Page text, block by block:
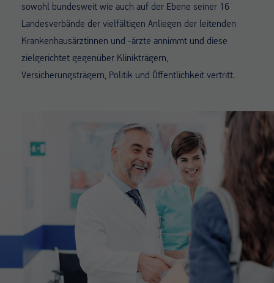
sowohl bundesweit wie auch auf der Ebene seiner 16
Landesverbände der vielfältigen Anliegen der leitenden
Krankenhausärztinnen und -ärzte annimmt und diese
zielgerichtet gegenüber Klinikträgern,
Versicherungsträgern, Politik und Öffentlichkeit vertritt.